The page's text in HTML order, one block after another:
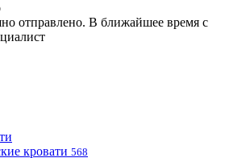
отправлено. В ближайшее время с
кровати 568